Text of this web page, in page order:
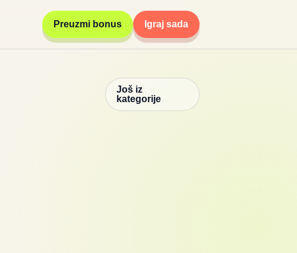
Preuzmi bonus Igraj sada
Još iz
kategorije